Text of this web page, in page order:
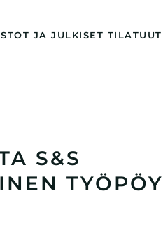
JA JULKISET TILAT
S&S